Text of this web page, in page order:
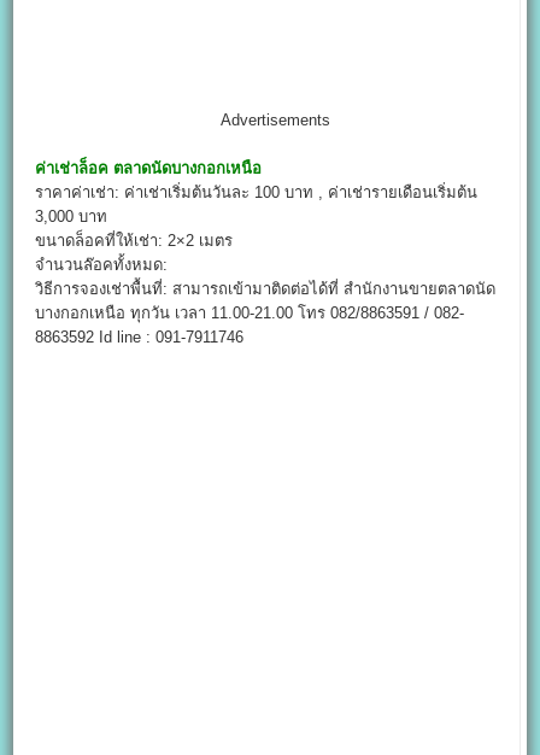
Advertisements
ค่าเช่าล็อค ตลาดนัดบางกอกเหนือ
ราคาค่าเช่า: ค่าเช่าเริ่มต้นวันละ 100 บาท , ค่าเช่ารายเดือนเริ่มต้น
3,000 บาท
ขนาดล็อคที่ให้เช่า: 2×2 เมตร
จำนวนล๊อคทั้งหมด:
วิธีการจองเช่าพื้นที่: สามารถเข้ามาติดต่อได้ที่ สำนักงานขายตลาดนัด
บางกอกเหนือ ทุกวัน เวลา 11.00-21.00 โทร 082/8863591 / 082-
8863592 Id line : 091-7911746